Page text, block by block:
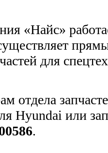
«Найс»
для
отдела
Hyundai или
.